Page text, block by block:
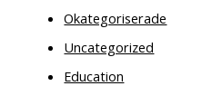
Okategoriserade
Uncategorized
Education